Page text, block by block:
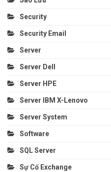
Security
Security Email
Server
Server Dell
Server HPE
Server IBM X-Lenovo
Server System
Software
SQL Server
Sự Cố Exchange